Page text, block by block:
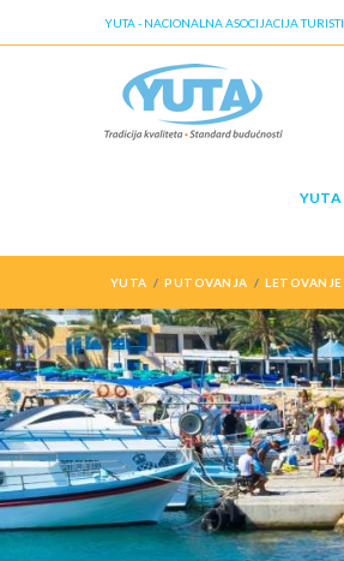
YUTA - NACIONALNA ASOCIJACIJA
YUTA
YUTA PUTOVANJA LETOVANJE